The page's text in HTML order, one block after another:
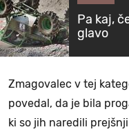
Pa kaj,
glavo
Zmagovalec v tej
povedal, da je bila
ki so jih naredili